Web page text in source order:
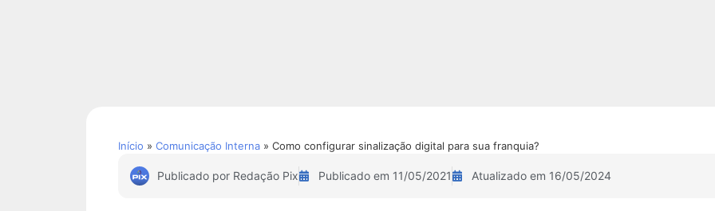
Início » Comunicação Interna » Como configurar sinalização digital para sua franquia?
Publicado por Redação Pix Publicado em 11/05/2021 Atualizado em 16/05/2024